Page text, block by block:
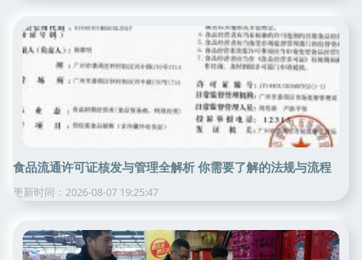
食品流通许可证核发与管理全解析 你需要了解的法规与流程
更新时间：2026-08-07 19:25:47